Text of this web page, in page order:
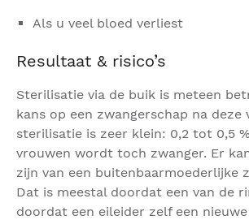
Als u veel bloed verliest
Resultaat & risico’s
Sterilisatie via de buik is meteen
kans op een zwangerschap na deze
sterilisatie is zeer klein: 0,2 tot 0,5
vrouwen wordt toch zwanger. Er
zijn van een buitenbaarmoederlijke
Dat is meestal doordat een van de
doordat een eileider zelf een